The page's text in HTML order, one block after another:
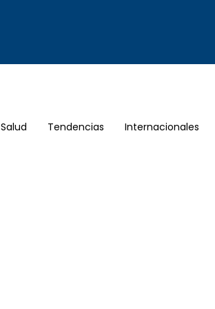
Salud Tendencias Internacionales